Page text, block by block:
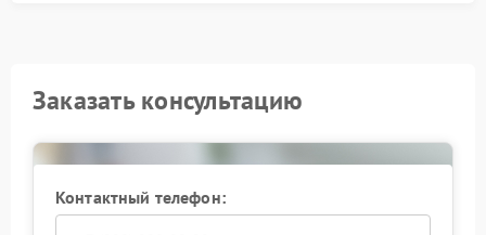
Заказать консультацию
Контактный телефон: